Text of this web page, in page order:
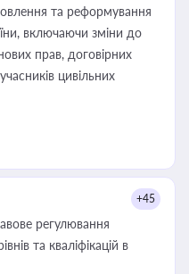
та реформування
включаючи зміни до
прав, договірних
цивільних
+45
регулювання
та кваліфікацій в